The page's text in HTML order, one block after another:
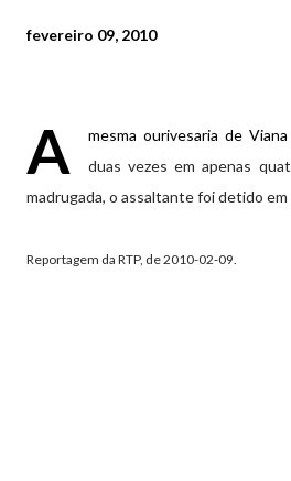
fevereiro 09, 2010
A
mesma ourivesaria de
duas vezes em apenas
madrugada, o assaltante foi detido
Reportagem da RTP, de 2010-02-09.